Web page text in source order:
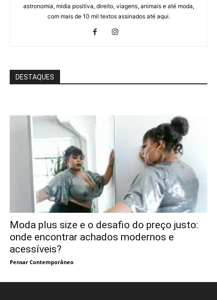
astronomia, mídia positiva, direito, viagens, animais e até moda,
com mais de 10 mil textos assinados até aqui.
DESTAQUES
Moda plus size e o desafio do preço justo:
onde encontrar achados modernos e
acessíveis?
Pensar Contemporâneo